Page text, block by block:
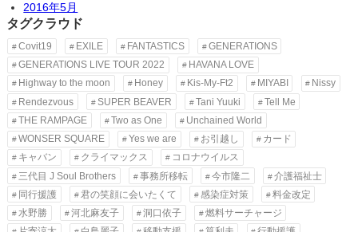
2016年5月
タグクラウド
Covit19 EXILE FANTASTICS
GENERATIONS
GENERATIONS LIVE TOUR 2022
HAVANA LOVE
Highway to the moon
Honey Kis-My-Ft2 MIYABI
Nissy
Rendezvous
SUPER BEAVER Tani Yuuki
Tell Me
THE RAMPAGE
Two as One
Unchained World
WONSER SQUARE
Yes we are お引越し
カード
キャバン
クライマックス
コロナウイルス
三代目 J Soul Brothers
事務所移転 今市隆二
介護福祉士
同行援護
君の笑顔に会いたくて 感染症対策
料金改定
水野勝
河北麻友子 洞口依子
燃料サーチャージ